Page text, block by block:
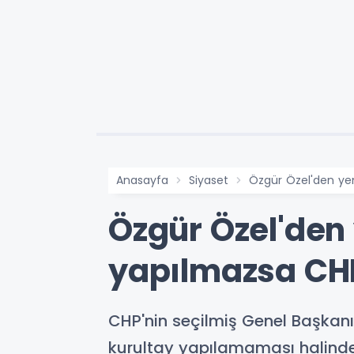
Anasayfa Siyaset Özgür Özel'den
Özgür
yapılmazsa
CHP'nin seçilmiş Genel
kurultay yapılamaması